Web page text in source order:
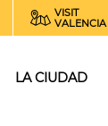
VISIT
VALENCIA
LA CIUDAD